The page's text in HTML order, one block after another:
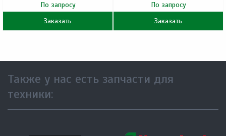
По запросу
Заказать
По запросу
Заказать
Также у нас есть запчасти для
техники: